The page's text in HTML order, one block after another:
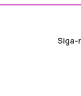
Siga-